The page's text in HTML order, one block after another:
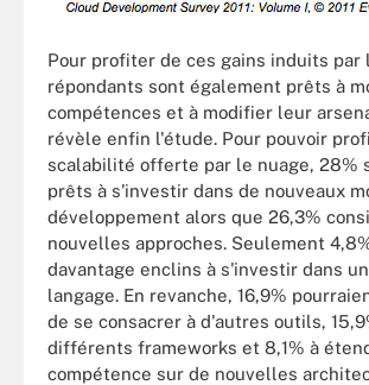
Pour profiter de ces gains induits par
répondants sont également prêts à
compétences et à modifier leur
révèle enfin l'étude. Pour pouvoir
scalabilité offerte par le nuage, 28%
prêts à s'investir dans de nouveaux
développement alors que 26,3%
nouvelles approches. Seulement
davantage enclins à s'investir dans
langage. En revanche, 16,9%
de se consacrer à d'autres outils,
différents frameworks et 8,1% à
compétence sur de nouvelles